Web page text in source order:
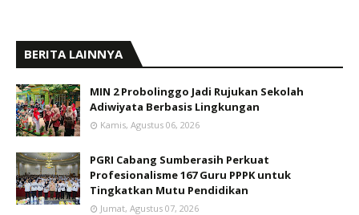
BERITA LAINNYA
MIN 2 Probolinggo Jadi Rujukan Sekolah
Adiwiyata Berbasis Lingkungan
Kamis, Agustus 06, 2026
PGRI Cabang Sumberasih Perkuat
Profesionalisme 167 Guru PPPK untuk
Tingkatkan Mutu Pendidikan
Jumat, Agustus 07, 2026